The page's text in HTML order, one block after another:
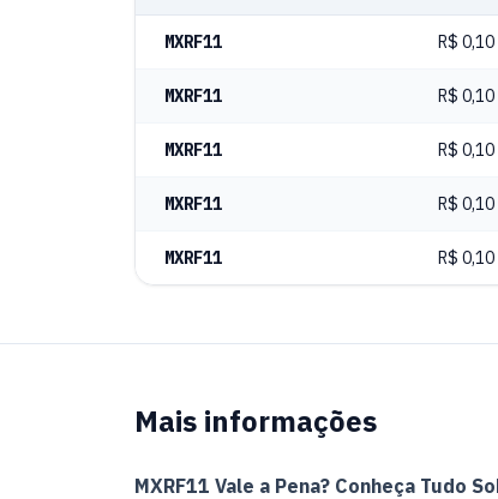
MXRF11 R$ 0,10
MXRF11 R$ 0,10
MXRF11 R$ 0,10
MXRF11 R$ 0,10
MXRF11 R$ 0,10
Mais informações
MXRF11 Vale a Pena? Conheça Tudo